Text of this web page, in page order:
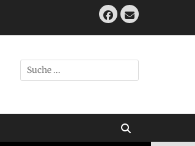
Facebook
E-
Mail
Suche
nach: